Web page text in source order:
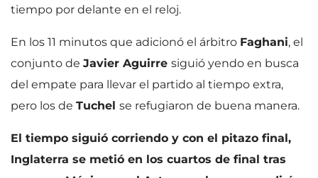
tiempo por delante en el reloj.
En los 11 minutos que adicionó el árbitro Faghani, el
conjunto de Javier Aguirre siguió yendo en busca
del empate para llevar el partido al tiempo extra,
pero los de Tuchel se refugiaron de buena manera.
El tiempo siguió corriendo y con el pitazo final,
Inglaterra se metió en los cuartos de final tras